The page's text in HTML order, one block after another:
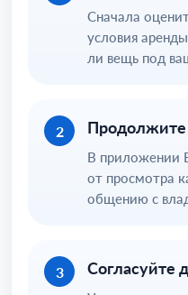
Сначала
условия
ли вещь под
2
В приложении
от просмотра
общению с
3 Согласуйте